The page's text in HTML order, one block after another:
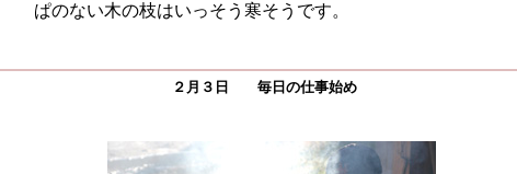
ぱのない木の枝はいっそう寒そうです。
２月３日 毎日の仕事始め